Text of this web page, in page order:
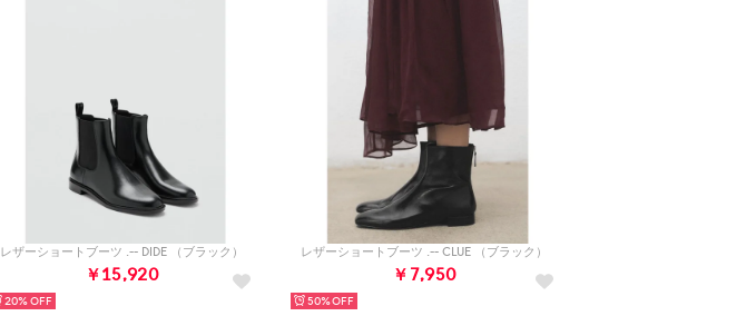
レザーショートブーツ .-- DIDE （ブラック）
￥15,920
20%
レザーショートブーツ .-- CLUE （ブラック）
￥7,950
50%